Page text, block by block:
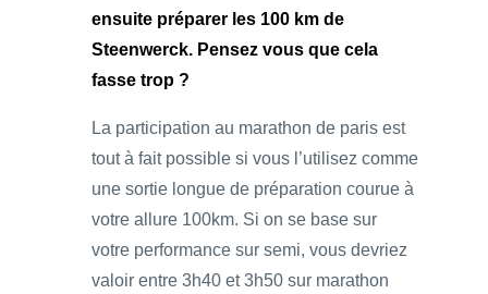
ensuite préparer les 100 km de
Steenwerck. Pensez vous que cela
fasse trop ?
La participation au marathon de paris est
tout à fait possible si vous l’utilisez comme
une sortie longue de préparation courue à
votre allure 100km. Si on se base sur
votre performance sur semi, vous devriez
valoir entre 3h40 et 3h50 sur marathon